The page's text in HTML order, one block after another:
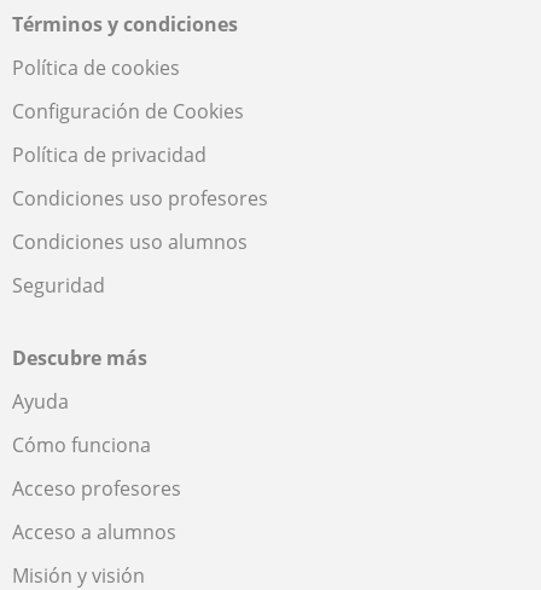
Términos y condiciones
Política de cookies
Configuración de Cookies
Política de privacidad
Condiciones uso profesores
Condiciones uso alumnos
Seguridad
Descubre más
Ayuda
Cómo funciona
Acceso profesores
Acceso a alumnos
Misión y visión